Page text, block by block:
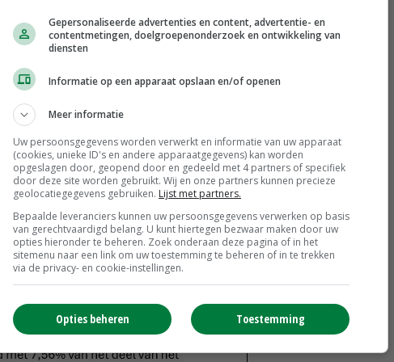
van de KIA vind je op de website van de
van je bedrijfspand valt vaak binnen de
aan de voorwaarden, mag je een bedrag aftrekken
hangt af van het investeringsbedrag. Voor
Gepersonaliseerde advertenties en content, advertentie- en
contentmetingen, doelgroepenonderzoek en ontwikkeling van
diensten
Informatie op een apparaat opslaan en/of openen
Meer informatie
Uw persoonsgegevens worden verwerkt en informatie van uw apparaat
(cookies, unieke ID's en andere apparaatgegevens) kan worden
opgeslagen door, geopend door en gedeeld met 4 partners of specifiek
door deze site worden gebruikt. Wij en onze partners kunnen precieze
geolocatiegegevens gebruiken. Lijst met partners.
Bepaalde leveranciers kunnen uw persoonsgegevens verwerken op basis
van gerechtvaardigd belang. U kunt hiertegen bezwaar maken door uw
opties hieronder te beheren. Zoek onderaan deze pagina of in het
sitemenu naar een link om uw toestemming te beheren of in te trekken
via de privacy- en cookie-instellingen.
Toestemming
Opties beheren